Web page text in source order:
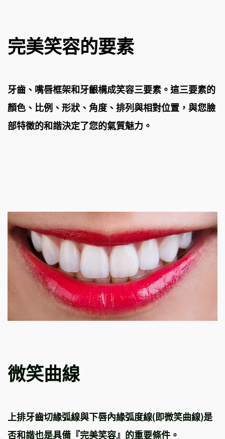
完美笑容的要素
牙齒、嘴唇框架和牙齦構成笑容三要素。這三要素的
顏色、比例、形狀、角度、排列與相對位置， 與您臉
部特徵的和諧決定了您的氣質魅力。
微笑曲線
上排牙齒切緣弧線與下唇內緣弧度線(即微笑曲線)是
否和諧也是具備『完美笑容』的重要條件。